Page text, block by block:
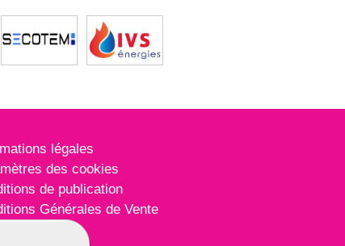
légales
des cookies
de publication
Générales de Vente